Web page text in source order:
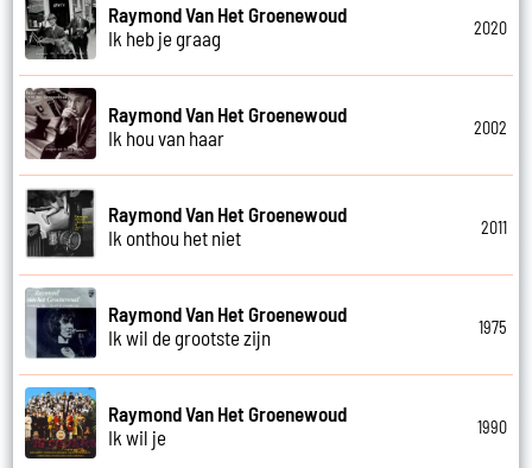
Raymond Van Het Groenewoud
Ik heb je graag
2020
Raymond Van Het Groenewoud
Ik hou van haar
2002
Raymond Van Het Groenewoud
Ik onthou het niet
2011
Raymond Van Het Groenewoud
Ik wil de grootste zijn
1975
Raymond Van Het Groenewoud
Ik wil je
1990